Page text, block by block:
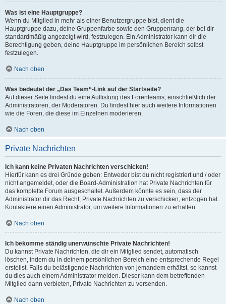
Was ist eine Hauptgruppe?
Wenn du Mitglied in mehr als einer Benutzergruppe bist, dient die
Hauptgruppe dazu, deine Gruppenfarbe sowie den Gruppenrang, der bei dir
standardmäßig angezeigt wird, festzulegen. Ein Administrator kann dir die
Berechtigung geben, deine Hauptgruppe im persönlichen Bereich selbst
festzulegen.
Nach oben
Was bedeutet der „Das Team“-Link auf der Startseite?
Auf dieser Seite findest du eine Auflistung des Forenteams, einschließlich der
Administratoren, der Moderatoren. Du findest hier auch weitere Informationen
wie die Foren, die diese im Einzelnen moderieren.
Nach oben
Private Nachrichten
Ich kann keine Privaten Nachrichten verschicken!
Hierfür kann es drei Gründe geben: Entweder bist du nicht registriert und / oder
nicht angemeldet, oder die Board-Administration hat Private Nachrichten für
das komplette Forum ausgeschaltet. Außerdem könnte es sein, dass der
Administrator dir das Recht, Private Nachrichten zu verschicken, entzogen hat.
Kontaktiere einen Administrator, um weitere Informationen zu erhalten.
Nach oben
Ich bekomme ständig unerwünschte Private Nachrichten!
Du kannst Private Nachrichten, die dir ein Mitglied sendet, automatisch
löschen, indem du in deinem persönlichen Bereich eine entsprechende Regel
erstellst. Falls du belästigende Nachrichten von jemandem erhältst, so kannst
du dies auch einem Administrator melden. Dieser kann dem betreffenden
Mitglied dann verbieten, Private Nachrichten zu versenden.
Nach oben